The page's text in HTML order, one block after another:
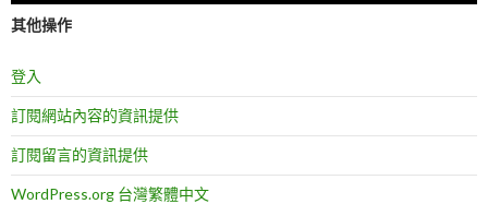
其他操作
登入
訂閱網站內容的資訊提供
訂閱留言的資訊提供
WordPress.org 台灣繁體中文